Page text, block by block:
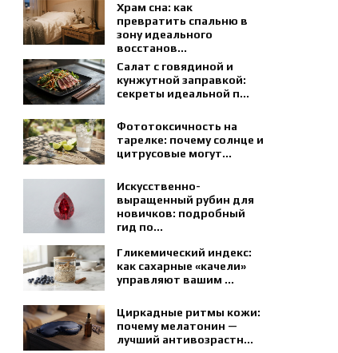
Храм сна: как
превратить спальню в
зону идеального
восстанов...
Салат с говядиной и
кунжутной заправкой:
секреты идеальной п...
Фототоксичность на
тарелке: почему солнце и
цитрусовые могут...
Искусственно-
выращенный рубин для
новичков: подробный
гид по...
Гликемический индекс:
как сахарные «качели»
управляют вашим ...
Циркадные ритмы кожи:
почему мелатонин —
лучший антивозрастн...